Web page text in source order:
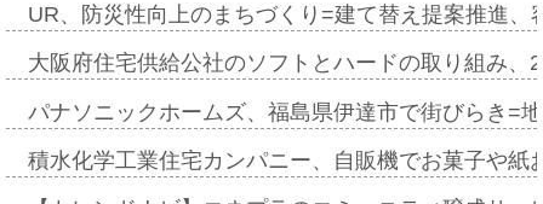
UR、防災性向上のまちづくり=建て替え提案推進
大阪府住宅供給公社のソフトとハードの取り組み
パナソニックホームズ、福島県伊達市で街びらき=
積水化学工業住宅カンパニー、自販機でお菓子や